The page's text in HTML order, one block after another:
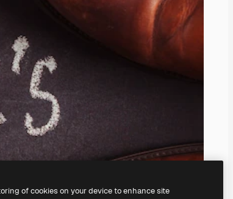
of cookies on your device to enhance site